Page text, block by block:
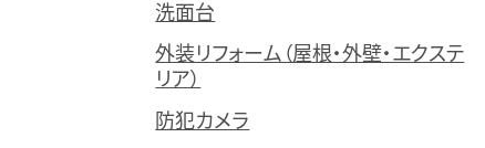
洗面台
外装リフォーム（屋根・外壁・エクステ
リア）
防犯カメラ